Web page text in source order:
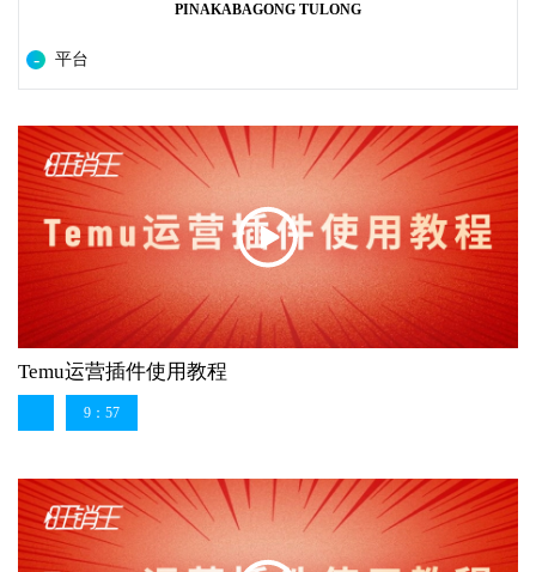
PINAKABAGONG TULONG
平台
Temu运营插件使用教程
9：57